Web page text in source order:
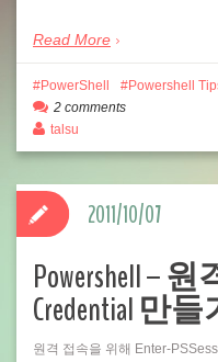
Read More
PowerShell Powershell
2 comments
talsu
Powershell –
Credential 만들
원격 접속을 위해 Enter-
2011/10/07